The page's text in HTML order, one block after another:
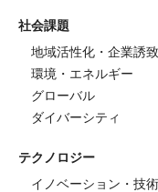
社会課題
地域活性化・企業誘致
環境・エネルギー
グローバル
ダイバーシティ
テクノロジー
イノベーション・技術